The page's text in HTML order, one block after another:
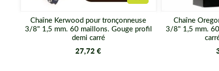
Ajouter au panier
Chaîne Kerwood pour tronçonneuse
3/8" 1,5 mm. 60 maillons. Gouge profil
demi carré
27,72 €
Chaîne
3/8" 1,5 mm.